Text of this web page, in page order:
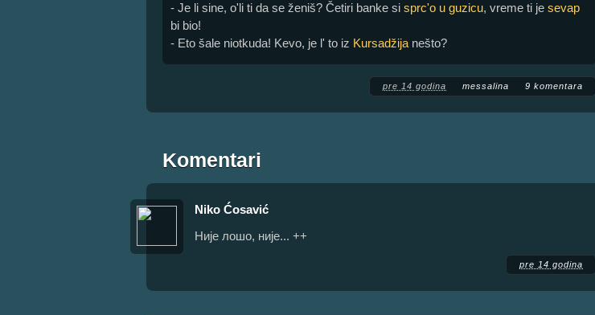
- Je li sine, o'li ti da se ženiš? Četiri banke si sprc'o u guzicu, vreme ti je sevap
bi bio!
- Eto šale niotkuda! Kevo, je l' to iz Kursadžija nešto?
pre 14 godina messalina 9 komentara
Komentari
Niko Ćosavić
Није лошо, није... ++
pre 14 godina